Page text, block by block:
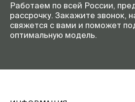
Работаем по всей России,
рассрочку. Закажите звонок,
свяжется с вами и поможет
оптимальную модель.